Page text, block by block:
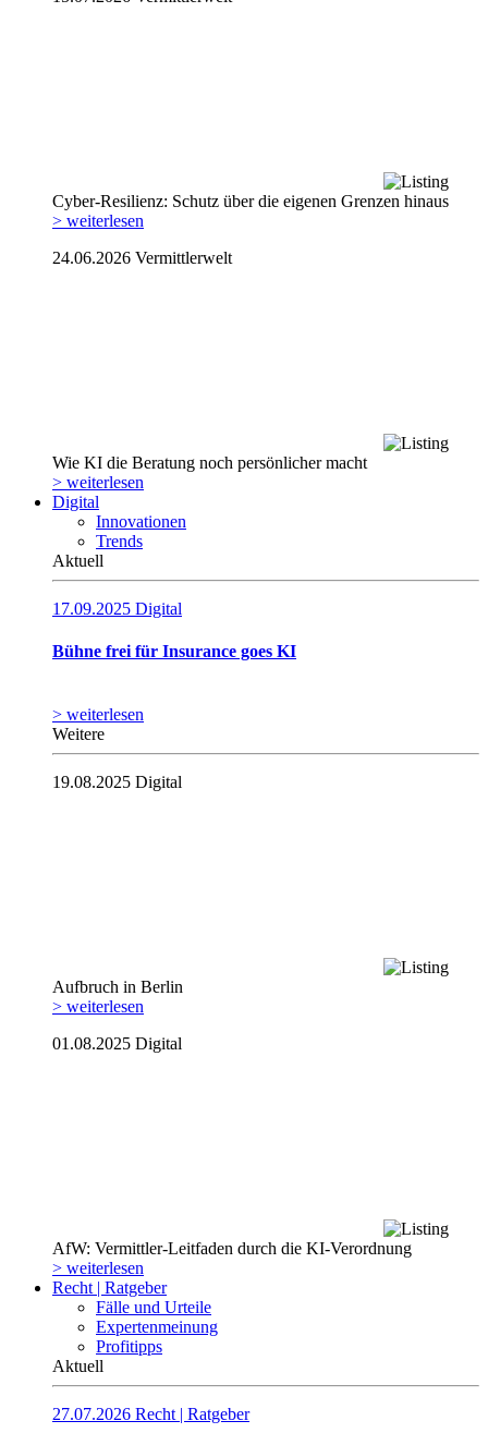
Cyber-Resilienz: Schutz über die eigenen Grenzen hinaus
> weiterlesen
24.06.2026 Vermittlerwelt
Wie KI die Beratung noch persönlicher macht
> weiterlesen
Digital
Innovationen
Trends
Aktuell
17.09.2025 Digital
Bühne frei für Insurance goes KI
> weiterlesen
Weitere
19.08.2025 Digital
Aufbruch in Berlin
> weiterlesen
01.08.2025 Digital
AfW: Vermittler-Leitfaden durch die KI-Verordnung
> weiterlesen
Recht | Ratgeber
Fälle und Urteile
Expertenmeinung
Profitipps
Aktuell
27.07.2026 Recht | Ratgeber